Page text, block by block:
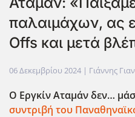
παλαιμάχων, ας
Offs και μετά
06 Δεκεμβρίου 2024 | Γιάννης
Ο Εργκίν Αταμάν δεν…
συντριβή του